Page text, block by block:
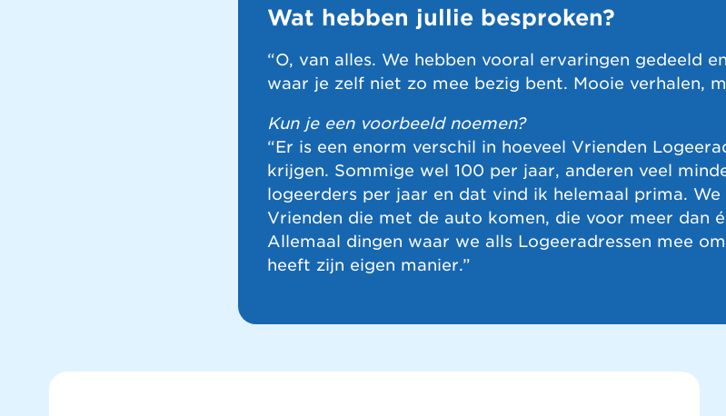
Wat hebben jullie besproken?
“O, van alles. We hebben vooral ervaringen gedeeld
waar je zelf niet zo mee bezig bent. Mooie verhalen,
Kun je een voorbeeld noemen?
“Er is een enorm verschil in hoeveel Vrienden
krijgen. Sommige wel 100 per jaar, anderen veel
logeerders per jaar en dat vind ik helemaal prima.
Vrienden die met de auto komen, die voor meer dan
Allemaal dingen waar we alls Logeeradressen mee
heeft zijn eigen manier.”